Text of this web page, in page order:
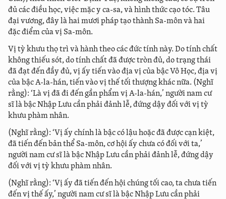
đủ các điều học, việc mặc y ca-sa, và hình thức cạo tóc. Tâu
đại vương, đây là hai mươi pháp tạo thành Sa-môn và hai
đặc điểm của vị Sa-môn.
Vị tỳ khưu thọ trì và hành theo các đức tính này. Do tính chất
không thiếu sót, do tính chất đã được tròn đủ, do trạng thái
đã đạt đến đầy đủ, vị ấy tiến vào địa vị của bậc Vô Học, địa vị
của bậc A-la-hán, tiến vào vị thế tối thượng khác nữa. (Nghĩ
rằng): ‘Là vị đã đi đến gần phẩm vị A-la-hán,’ người nam cư
sĩ là bậc Nhập Lưu cần phải đảnh lễ, đứng dậy đối với vị tỳ
khưu phàm nhân.
(Nghĩ rằng): ‘Vị ấy chính là bậc có lậu hoặc đã được cạn kiệt,
đã tiến đến bản thể Sa-môn, cơ hội ấy chưa có đối với ta,’
người nam cư sĩ là bậc Nhập Lưu cần phải đảnh lễ, đứng dậy
đối với vị tỳ khưu phàm nhân.
(Nghĩ rằng): ‘Vị ấy đã tiến đến hội chúng tối cao, ta chưa tiến
đến vị thế ấy,’ người nam cư sĩ là bậc Nhập Lưu cần phải